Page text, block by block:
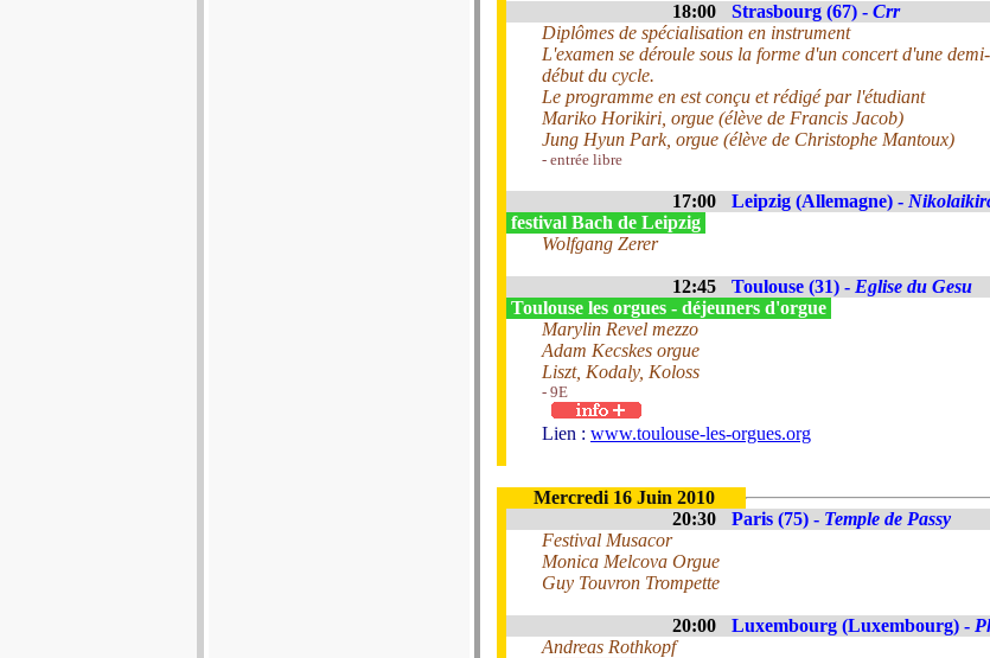
18:00 Strasbourg (67) - Crr
Diplômes de spécialisation en instrument
L'examen se déroule sous la forme d'un concert d'une
début du cycle.
Le programme en est conçu et rédigé par l'étudiant
Mariko Horikiri, orgue (élève de Francis Jacob)
Jung Hyun Park, orgue (élève de Christophe Mantoux)
- entrée libre
17:00 Leipzig (Allemagne) -
festival Bach de Leipzig
Wolfgang Zerer
12:45 Toulouse (31) - Eglise du Gesu
Toulouse les orgues - déjeuners d'orgue
Marylin Revel mezzo
Adam Kecskes orgue
Liszt, Kodaly, Koloss
- 9E
Lien : www.toulouse-les-orgues.org
Mercredi 16 Juin 2010
20:30
Paris (75) - Temple de Passy
Festival Musacor
Monica Melcova Orgue
Guy Touvron Trompette
20:00 Luxembourg (Luxembourg) -
Andreas Rothkopf